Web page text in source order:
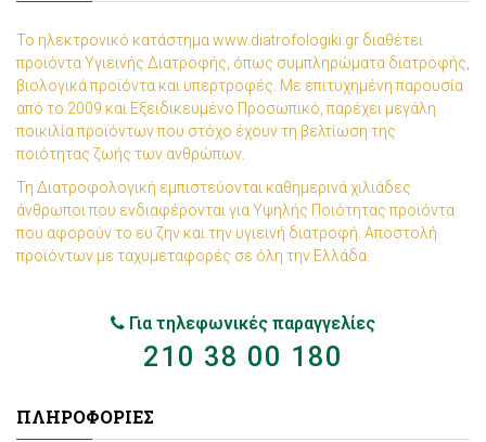
Το ηλεκτρονικό κατάστημα www.diatrofologiki.gr διαθέτει
προϊόντα Υγιεινής Διατροφής, όπως συμπληρώματα διατροφής,
βιολογικά προϊόντα και υπερτροφές. Με επιτυχημένη παρουσία
από το 2009 και Εξειδικευμένο Προσωπικό, παρέχει μεγάλη
ποικιλία προϊόντων που στόχο έχουν τη βελτίωση της
ποιότητας ζωής των ανθρώπων.
Τη Διατροφολογική εμπιστεύονται καθημερινά χιλιάδες
άνθρωποι που ενδιαφέρονται για Υψηλής Ποιότητας προϊόντα
που αφορούν το ευ ζην και την υγιεινή διατροφή. Αποστολή
προϊόντων με ταχυμεταφορές σε όλη την Ελλάδα.
Για τηλεφωνικές παραγγελίες
210 38 00 180
ΠΛΗΡΟΦΟΡΊΕΣ